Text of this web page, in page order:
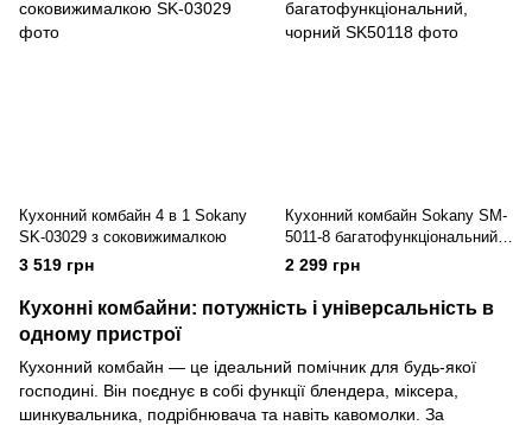
Кухонний комбайн 4 в 1 Sokany
SK-03029 з соковижималкою
3 519 грн
Кухонний комбайн Sokany SM-
5011-8 багатофункціональний,
чорний
2 299 грн
Кухонні комбайни: потужність і універсальність в
одному пристрої
Кухонний комбайн — це ідеальний помічник для будь-якої
господині. Він поєднує в собі функції блендера, міксера,
шинкувальника, подрібнювача та навіть кавомолки. За